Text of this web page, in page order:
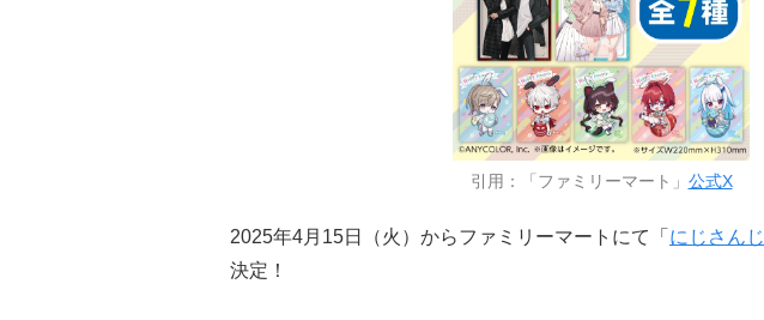
引用：「ファミリーマート」 公式X
2025年4月15日（火）からファミリーマートにて「 にじさんじ
決定！